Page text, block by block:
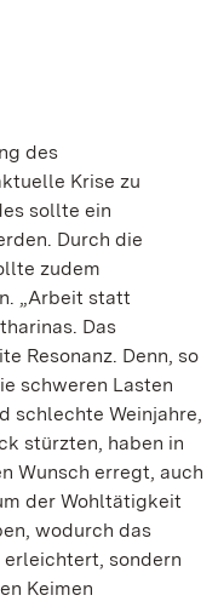
des
Krise zu
sollte ein
Durch die
zudem
„Arbeit statt
Das
Resonanz. Denn, so
schweren Lasten
schlechte Weinjahre,
stürzten, haben in
Wunsch erregt, auch
der Wohltätigkeit
wodurch das
sondern
Keimen